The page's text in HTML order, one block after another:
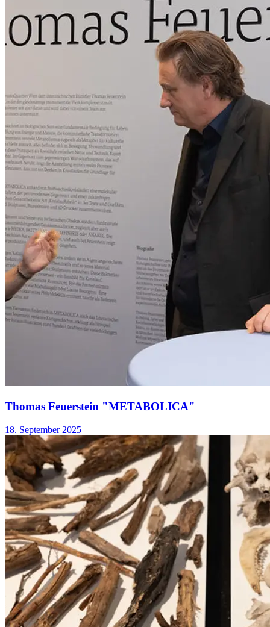
Thomas Feuerstein "METABOLICA"
18. September 2025